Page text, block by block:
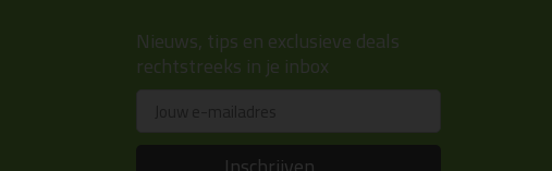
Nieuws, tips en exclusieve deals
rechtstreeks in je inbox